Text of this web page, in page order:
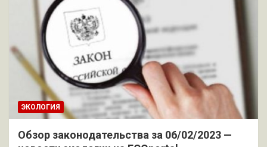
ЭКОЛОГИЯ
Обзор законодательства за 06/02/2023 —